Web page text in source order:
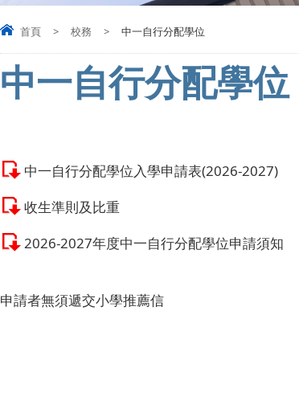
首頁 > 校務 > 中一自行分配學位
中一自行分配學位
中一自行分配學位入學申請表(2026-2027)
收生準則及比重
2026-2027年度中一自行分配學位申請須知
申請者無須遞交小學推薦信